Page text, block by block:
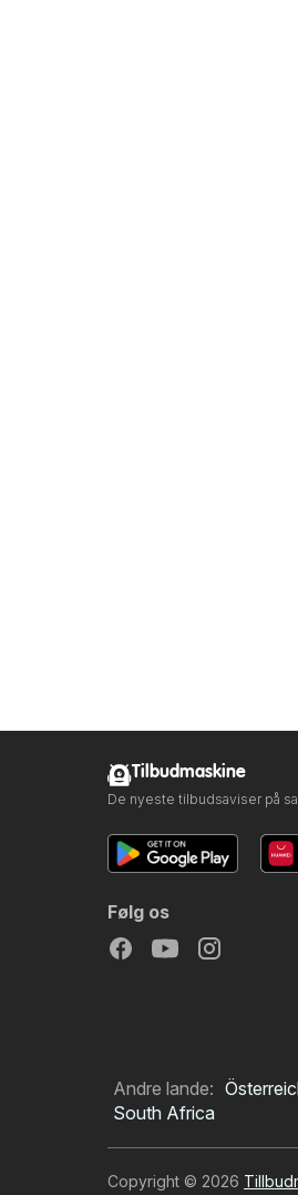
Tilbudmaskine
De nyeste tilbudsaviser på
Følg os
Andre lande:
South Africa
Copyright © 2026